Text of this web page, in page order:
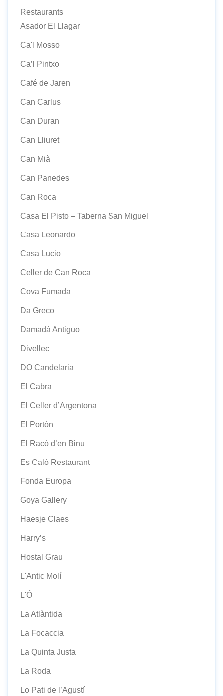
Restaurants
Asador El Llagar
Ca'l Mosso
Ca’l Pintxo
Café de Jaren
Can Carlus
Can Duran
Can Lliuret
Can Mià
Can Panedes
Can Roca
Casa El Pisto – Taberna San Miguel
Casa Leonardo
Casa Lucio
Celler de Can Roca
Cova Fumada
Da Greco
Damadá Antiguo
Divellec
DO Candelaria
El Cabra
El Celler d’Argentona
El Portón
El Racó d’en Binu
Es Caló Restaurant
Fonda Europa
Goya Gallery
Haesje Claes
Harry’s
Hostal Grau
L'Antic Molí
L'Ó
La Atlàntida
La Focaccia
La Quinta Justa
La Roda
Lo Pati de l’Agustí